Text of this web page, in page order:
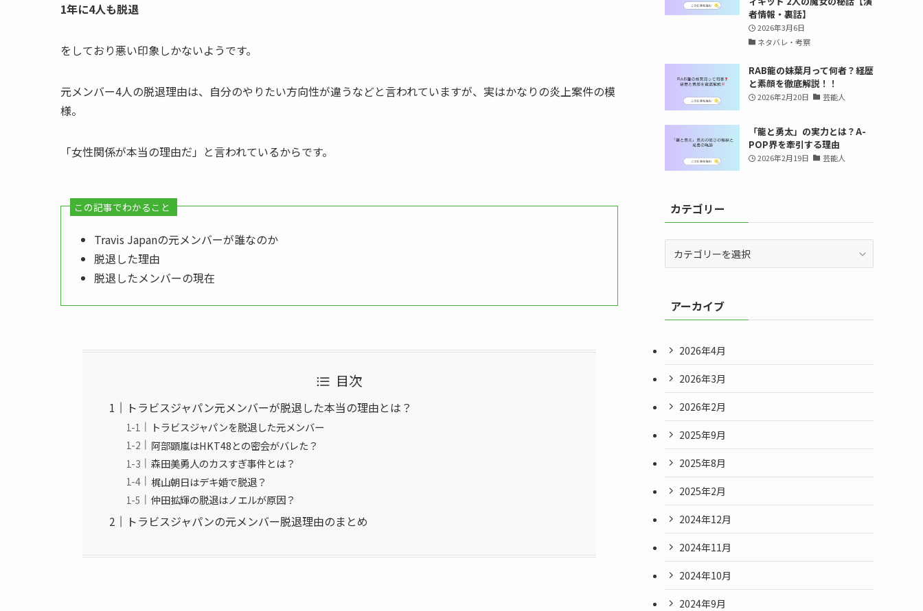
1年に4人も脱退
をしており悪い印象しかないようです。
元メンバー4人の脱退理由は、自分のやりたい方向性が違うなどと言われていますが、実はかなりの炎上案件の模
様。
「女性関係が本当の理由だ」と言われているからです。
この記事でわかること
Travis Japanの元メンバーが誰なのか
脱退した理由
脱退したメンバーの現在
目次
トラビスジャパン元メンバーが脱退した本当の理由とは？
トラビスジャパンを脱退した元メンバー
阿部顕嵐はHKT48との密会がバレた？
森田美勇人のカスすぎ事件とは？
梶山朝日はデキ婚で脱退？
仲田拡輝の脱退はノエルが原因？
トラビスジャパンの元メンバー脱退理由のまとめ
者情報・裏話】
2026年3月6日
ネタバレ・考察
RAB龍の妹葉月って何者？経歴
と素顔を徹底解説！！
2026年2月20日 芸能人
「龍と勇太」の実力とは？A-
POP界を牽引する理由
2026年2月19日 芸能人
カテゴリー
ーアーカイブ
2026年4月
2026年3月
2026年2月
2025年9月
2025年8月
2025年2月
2024年12月
2024年11月
2024年10月
2024年9月